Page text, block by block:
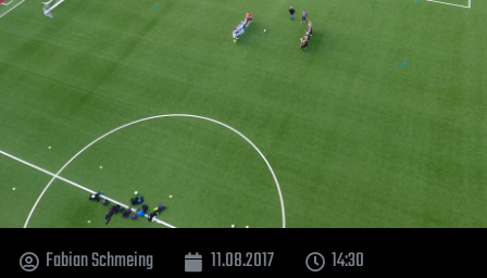
Fabian Schmeing 11.08.2017 14:30